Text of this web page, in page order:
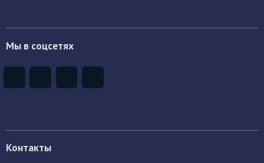
Мы в соцсетях
Контакты